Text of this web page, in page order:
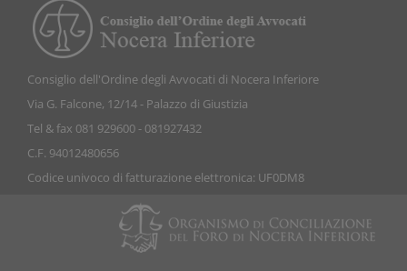
Consiglio dell'Ordine degli Avvocati di Nocera Inferiore
Via G. Falcone, 12/14 - Palazzo di Giustizia
Tel & fax 081 929600 - 081927432
C.F. 94012480656
Codice univoco di fatturazione elettronica: UF0DM8